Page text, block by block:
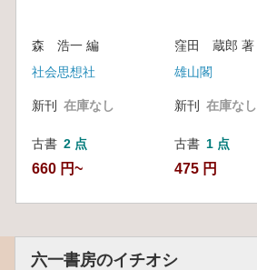
森 浩一 編
社会思想社
新刊 在庫なし
古書 2 点
660 円~
窪田 蔵郎 著
雄山閣
新刊 在庫なし
古書 1 点
475 円
六一書房のイチオシ